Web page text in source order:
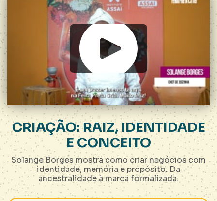
CRIAÇÃO: RAIZ, IDENTIDADE
E CONCEITO
Solange Borges mostra como criar negócios com
identidade, memória e propósito. Da
ancestralidade à marca formalizada.